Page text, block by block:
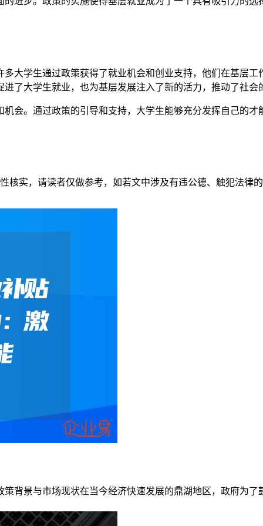
大学生通过政策获得了就业机会和创业支持，他们在基层
了大学生就业，也为基层发展注入了新的活力，推动了社会
会。通过政策的引导和支持，大学生能够充分发挥自己的
核实，请读者仅做参考，如若文中涉及有违公德、触犯法律
背景与市场现状在当今经济快速发展的鼎湖地区，政府为